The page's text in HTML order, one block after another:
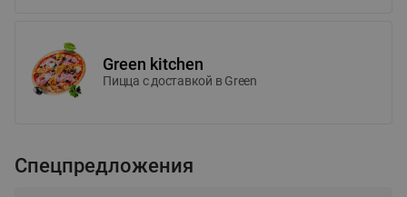
Green kitchen
Пицца c доставкой в Green
Спецпредложения